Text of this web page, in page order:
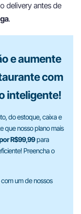
delivery antes de
.
e aumente
com
inteligente!
do estoque, caixa e
que nosso plano mais
R$99,99para
Preencha o
um de nossos